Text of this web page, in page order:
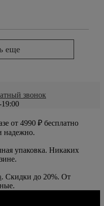
еще
звонок
от 4990 ₽ бесплатно
надежно.
упаковка. Никаких
. Скидки до 20%. От